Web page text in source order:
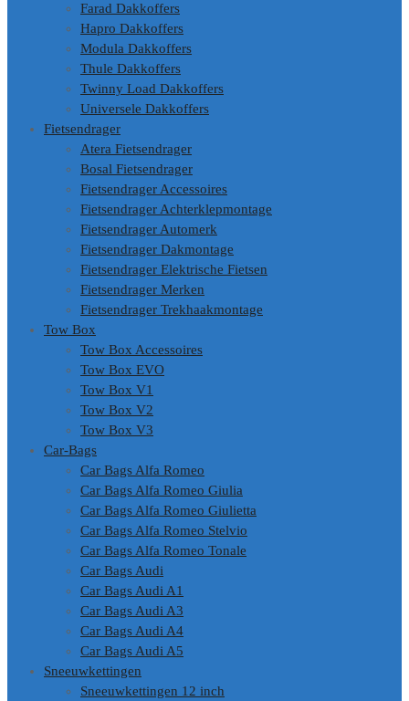
Farad Dakkoffers
Hapro Dakkoffers
Modula Dakkoffers
Thule Dakkoffers
Twinny Load Dakkoffers
Universele Dakkoffers
Fietsendrager
Atera Fietsendrager
Bosal Fietsendrager
Fietsendrager Accessoires
Fietsendrager Achterklepmontage
Fietsendrager Automerk
Fietsendrager Dakmontage
Fietsendrager Elektrische Fietsen
Fietsendrager Merken
Fietsendrager Trekhaakmontage
Tow Box
Tow Box Accessoires
Tow Box EVO
Tow Box V1
Tow Box V2
Tow Box V3
Car-Bags
Car Bags Alfa Romeo
Car Bags Alfa Romeo Giulia
Car Bags Alfa Romeo Giulietta
Car Bags Alfa Romeo Stelvio
Car Bags Alfa Romeo Tonale
Car Bags Audi
Car Bags Audi A1
Car Bags Audi A3
Car Bags Audi A4
Car Bags Audi A5
Sneeuwkettingen
Sneeuwkettingen 12 inch